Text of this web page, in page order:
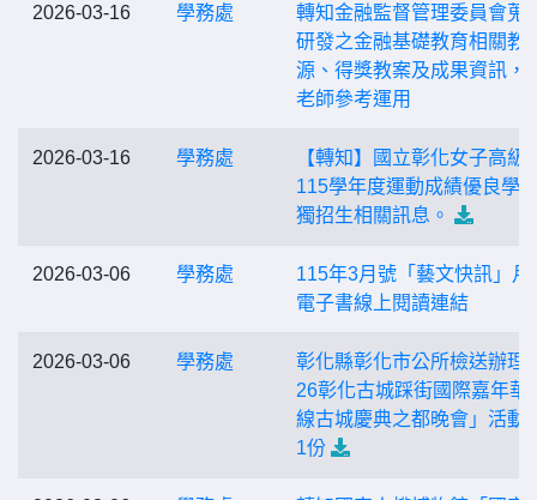
2026-03-16 學務處
轉知金融監督管理委員會蒐
研發之金融基礎教育相關教
源、得獎教案及成果資訊，
老師參考運用
2026-03-16 學務處
【轉知】國立彰化女子高級
115學年度運動成績優良學
獨招生相關訊息。
2026-03-06 學務處
115年3月號「藝文快訊」月
電子書線上閱讀連結
2026-03-06 學務處
彰化縣彰化市公所檢送辦理
26彰化古城踩街國際嘉年華
線古城慶典之都晚會」活動
1份